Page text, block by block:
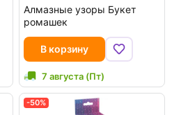
Алмазные узоры Букет
ромашек
В корзину
7 августа (Пт)
-50%